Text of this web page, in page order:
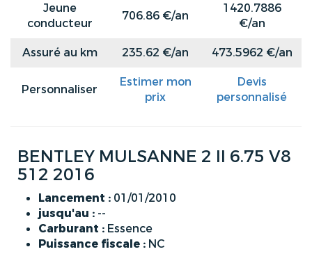
Jeune
conducteur
706.86 €/an
1420.7886
€/an
Assuré au km
235.62 €/an 473.5962 €/an
Personnaliser
Estimer mon
prix
Devis
personnalisé
BENTLEY MULSANNE 2 II 6.75 V8
512 2016
Lancement : 01/01/2010
jusqu'au : --
Carburant : Essence
Puissance fiscale : NC